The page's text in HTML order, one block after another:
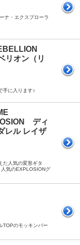
ナ・エクスプローラ
リオン（リ
手に入ります♪
ディ
レル レイザ
た人気の変形ギタ
人気のEXPLOSIONグ
TOPのモッキンバー